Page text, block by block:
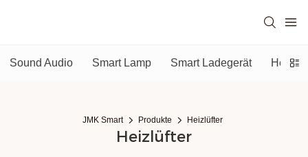
Sound Audio Smart Lamp Smart Ladegerät
JMK Smart Produkte Heizlüfter
Heizlüfter